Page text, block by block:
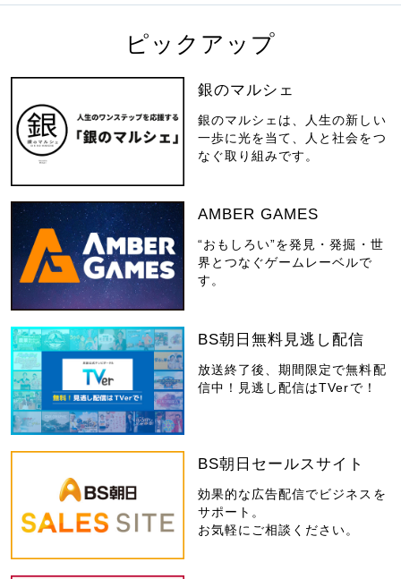
ピックアップ
銀のマルシェ
銀のマルシェは、人生の新しい
一歩に光を当て、人と社会をつ
なぐ取り組みです。
AMBER GAMES
“おもしろい”を発見・発掘・世
界とつなぐゲームレーベルで
す。
BS朝日無料見逃し配信
放送終了後、期間限定で無料配
信中！見逃し配信はTVerで！
BS朝日セールスサイト
効果的な広告配信でビジネスを
サポート。
お気軽にご相談ください。